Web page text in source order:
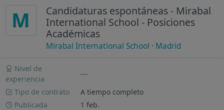
M
Candidaturas espontáneas - Mirabal
International School - Posiciones
Académicas
Mirabal International School · Madrid
Nivel de
experiencia
---
Tipo de contrato
A tiempo completo
Publicada
1 feb.